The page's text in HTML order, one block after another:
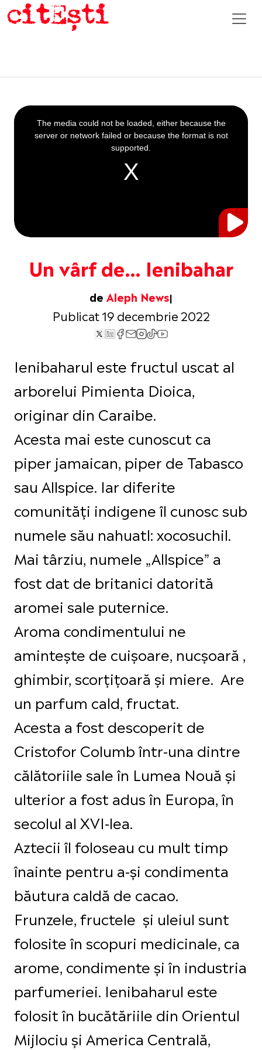
Un vârf de… Ienibahar
de Aleph News
Publicat 19 decembrie 2022
This
is
a
The media could not be loaded, either because the
server or network failed or because the format is not
supported.
Ienibaharul este fructul uscat al
arborelui Pimienta Dioica,
originar din Caraibe.
Acesta mai este cunoscut ca
piper jamaican, piper de Tabasco
sau Allspice. Iar diferite
comunități indigene îl cunosc sub
numele său nahuatl: xocosuchil.
Mai târziu, numele „Allspice” a
fost dat de britanici datorită
aromei sale puternice.
Aroma condimentului ne
amintește de cuișoare, nucșoară ,
ghimbir, scorțițoară și miere. Are
un parfum cald, fructat.
Acesta a fost descoperit de
Cristofor Columb într-una dintre
călătoriile sale în Lumea Nouă și
ulterior a fost adus în Europa, în
secolul al XVI-lea.
Aztecii îl foloseau cu mult timp
înainte pentru a-și condimenta
băutura caldă de cacao.
Frunzele, fructele și uleiul sunt
folosite în scopuri medicinale, ca
arome, condimente și în industria
parfumeriei. Ienibaharul este
folosit în bucătăriile din Orientul
Mijlociu și America Centrală,